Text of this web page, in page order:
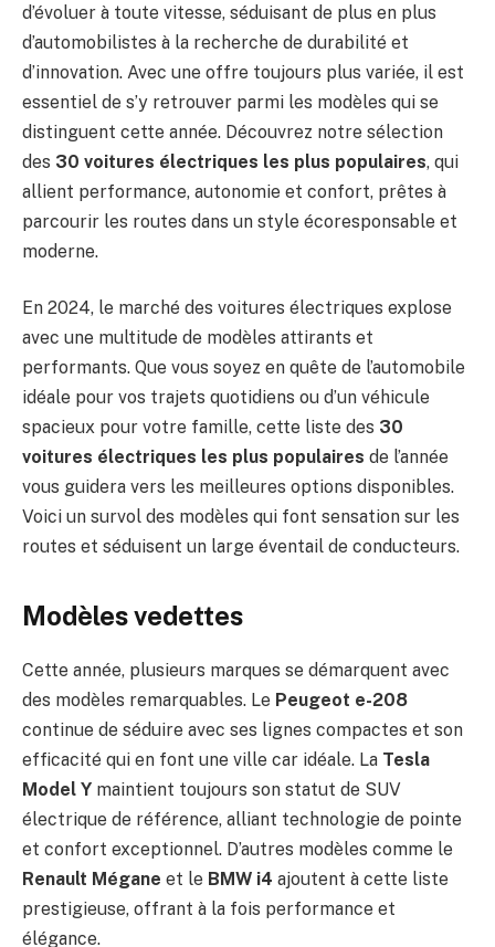
d’évoluer à toute vitesse, séduisant de plus en plus
d’automobilistes à la recherche de durabilité et
d’innovation. Avec une offre toujours plus variée, il est
essentiel de s’y retrouver parmi les modèles qui se
distinguent cette année. Découvrez notre sélection
des 30 voitures électriques les plus populaires, qui
allient performance, autonomie et confort, prêtes à
parcourir les routes dans un style écoresponsable et
moderne.
En 2024, le marché des voitures électriques explose
avec une multitude de modèles attirants et
performants. Que vous soyez en quête de l’automobile
idéale pour vos trajets quotidiens ou d’un véhicule
spacieux pour votre famille, cette liste des 30
voitures électriques les plus populaires de l’année
vous guidera vers les meilleures options disponibles.
Voici un survol des modèles qui font sensation sur les
routes et séduisent un large éventail de conducteurs.
Modèles vedettes
Cette année, plusieurs marques se démarquent avec
des modèles remarquables. Le Peugeot e-208
continue de séduire avec ses lignes compactes et son
efficacité qui en font une ville car idéale. La Tesla
Model Y maintient toujours son statut de SUV
électrique de référence, alliant technologie de pointe
et confort exceptionnel. D’autres modèles comme le
Renault Mégane et le BMW i4 ajoutent à cette liste
prestigieuse, offrant à la fois performance et
élégance.